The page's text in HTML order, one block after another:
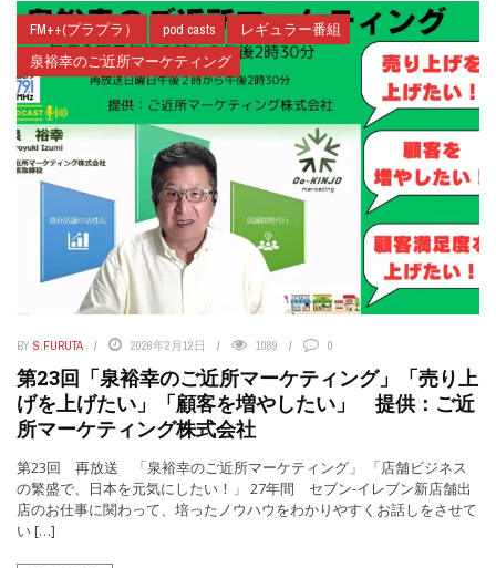
FM++(プラプラ） pod casts
レギュラー番組
泉裕幸のご近所マーケティング
BY S.FURUTA 2026年2月12日 1089 0
第23回「泉裕幸のご近所マーケティング」「売り上
げを上げたい」「顧客を増やしたい」 提供：ご近
所マーケティング株式会社
第23回 再放送 「泉裕幸のご近所マーケティング」 「店舗ビジネス
の繁盛で、日本を元気にしたい！」 27年間 セブン-イレブン新店舗出
店のお仕事に関わって、培ったノウハウをわかりやすくお話しをさせて
い […]